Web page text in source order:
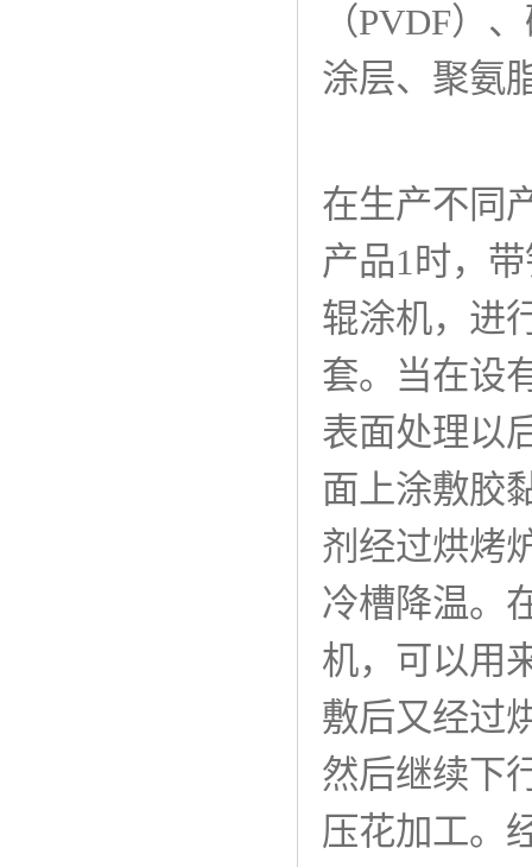
（PVDF）
涂层、聚氨
在生产不同
产品1时，
辊涂机，进
套。当在设
表面处理以
面上涂敷胶
剂经过烘烤
冷槽降温。
机，可以用
敷后又经过
然后继续下
压花加工。